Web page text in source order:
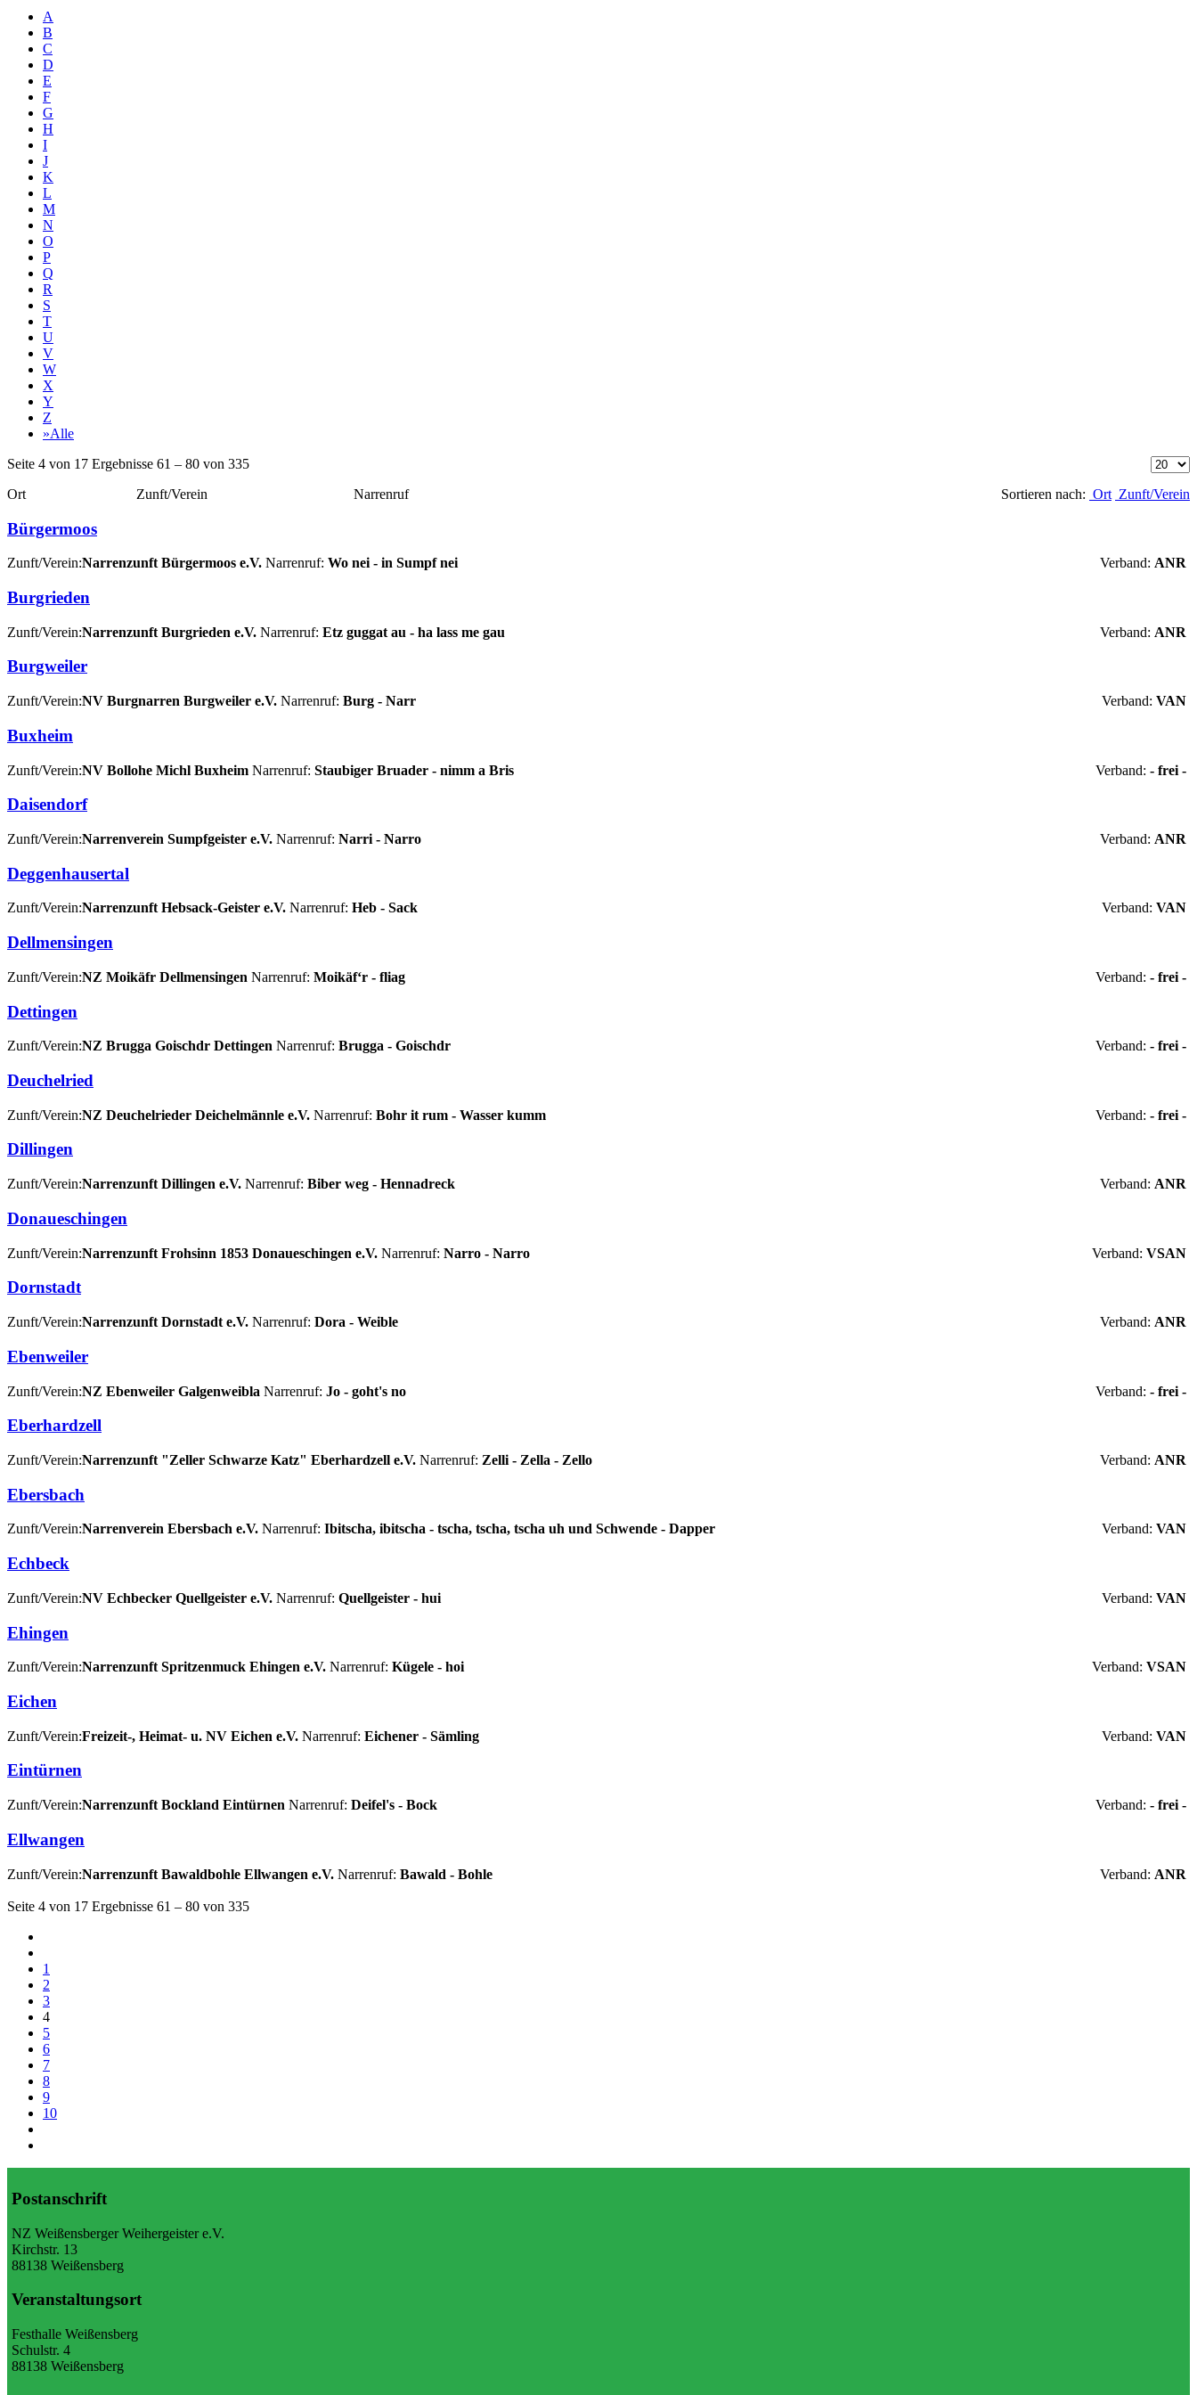
A
B
C
D
E
F
G
H
I
J
K
L
M
N
O
P
Q
R
S
T
U
V
W
X
Y
Z
»Alle
Seite 4 von 17 Ergebnisse 61 – 80 von 335
Ort Zunft/Verein Narrenruf
Sortieren nach: Ort Zunft/Verein
Bürgermoos
Zunft/Verein:Narrenzunft Bürgermoos e.V. Narrenruf: Wo nei - in Sumpf nei Verband: ANR
Burgrieden
Zunft/Verein:Narrenzunft Burgrieden e.V. Narrenruf: Etz guggat au - ha lass me gau Verband: ANR
Burgweiler
Zunft/Verein:NV Burgnarren Burgweiler e.V. Narrenruf: Burg - Narr Verband: VAN
Buxheim
Zunft/Verein:NV Bollohe Michl Buxheim Narrenruf: Staubiger Bruader - nimm a Bris Verband: - frei -
Daisendorf
Zunft/Verein:Narrenverein Sumpfgeister e.V. Narrenruf: Narri - Narro Verband: ANR
Deggenhausertal
Zunft/Verein:Narrenzunft Hebsack-Geister e.V. Narrenruf: Heb - Sack Verband: VAN
Dellmensingen
Zunft/Verein:NZ Moikäfr Dellmensingen Narrenruf: Moikäf‘r - fliag Verband: - frei -
Dettingen
Zunft/Verein:NZ Brugga Goischdr Dettingen Narrenruf: Brugga - Goischdr Verband: - frei -
Deuchelried
Zunft/Verein:NZ Deuchelrieder Deichelmännle e.V. Narrenruf: Bohr it rum - Wasser kumm Verband: - frei -
Dillingen
Zunft/Verein:Narrenzunft Dillingen e.V. Narrenruf: Biber weg - Hennadreck Verband: ANR
Donaueschingen
Zunft/Verein:Narrenzunft Frohsinn 1853 Donaueschingen e.V. Narrenruf: Narro - Narro Verband: VSAN
Dornstadt
Zunft/Verein:Narrenzunft Dornstadt e.V. Narrenruf: Dora - Weible Verband: ANR
Ebenweiler
Zunft/Verein:NZ Ebenweiler Galgenweibla Narrenruf: Jo - goht's no Verband: - frei -
Eberhardzell
Zunft/Verein:Narrenzunft "Zeller Schwarze Katz" Eberhardzell e.V. Narrenruf: Zelli - Zella - Zello Verband: ANR
Ebersbach
Zunft/Verein:Narrenverein Ebersbach e.V. Narrenruf: Ibitscha, ibitscha - tscha, tscha, tscha uh und Schwende - Dapper Verband: VAN
Echbeck
Zunft/Verein:NV Echbecker Quellgeister e.V. Narrenruf: Quellgeister - hui Verband: VAN
Ehingen
Zunft/Verein:Narrenzunft Spritzenmuck Ehingen e.V. Narrenruf: Kügele - hoi Verband: VSAN
Eichen
Zunft/Verein:Freizeit-, Heimat- u. NV Eichen e.V. Narrenruf: Eichener - Sämling Verband: VAN
Eintürnen
Zunft/Verein:Narrenzunft Bockland Eintürnen Narrenruf: Deifel's - Bock Verband: - frei -
Ellwangen
Zunft/Verein:Narrenzunft Bawaldbohle Ellwangen e.V. Narrenruf: Bawald - Bohle Verband: ANR
Seite 4 von 17 Ergebnisse 61 – 80 von 335
1
2
3
4
5
6
7
8
9
10
Postanschrift
NZ Weißensberger Weihergeister e.V.
Kirchstr. 13
88138 Weißensberg
Veranstaltungsort
Festhalle Weißensberg
Schulstr. 4
88138 Weißensberg